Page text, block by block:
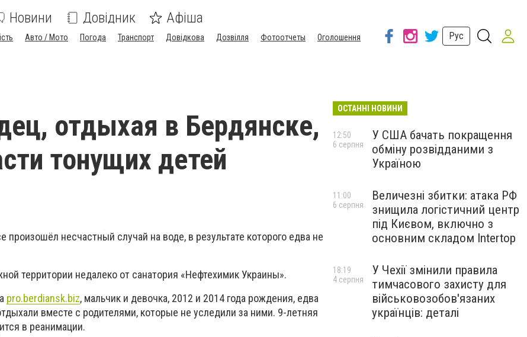
Новини Довідник Афіша
Авто / Мото Погода Транспорт Довідкова Дозвілля Фотоотчеты
Оголошення
Рус
отдыхая в Бердянске,
тонущих детей
произошёл несчастный случай на воде, в результате которого едва не
территории недалеко от санатория «Нефтехимик Украины».
pro.berdiansk.biz, мальчик и девочка, 2012 и 2014 года рождения, едва
вместе с родителями, которые не уследили за ними. 9-летняя
в реанимации.
ОСТАННІ НОВИНИ
У США бачать покращення
обміну розвідданими з
Україною
12:50
6 серпня
Величезні збитки: атака РФ
знищила логістичний центр
під Києвом, включно з
основним складом Intertop
11:00
6 серпня
У Чехії змінили правила
тимчасового захисту для
військовозобов'язаних
українців: деталі
18:19
4 серпня